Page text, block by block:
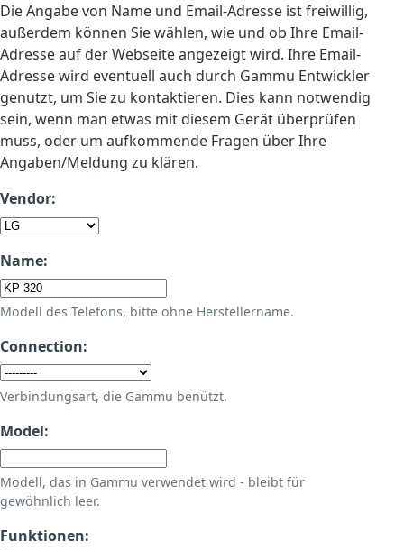
Die Angabe von Name und Email-Adresse ist freiwillig,
außerdem können Sie wählen, wie und ob Ihre Email-
Adresse auf der Webseite angezeigt wird. Ihre Email-
Adresse wird eventuell auch durch Gammu Entwickler
genutzt, um Sie zu kontaktieren. Dies kann notwendig
sein, wenn man etwas mit diesem Gerät überprüfen
muss, oder um aufkommende Fragen über Ihre
Angaben/Meldung zu klären.
Vendor:
Name:
Modell des Telefons, bitte ohne Herstellername.
Connection:
Verbindungsart, die Gammu benützt.
Model:
Modell, das in Gammu verwendet wird - bleibt für
gewöhnlich leer.
Funktionen: